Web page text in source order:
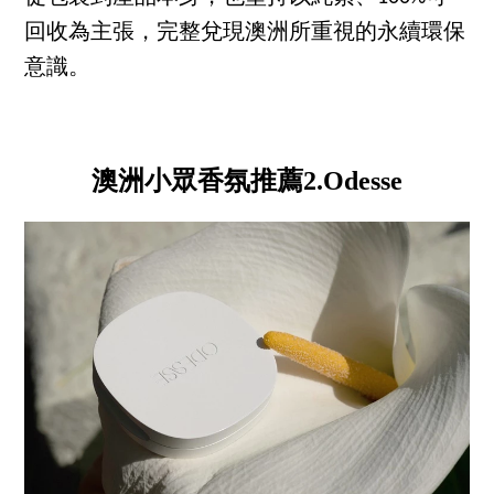
回收為主張，完整兌現澳洲所重視的永續環保
意識。
澳洲小眾香氛推薦2.Odesse